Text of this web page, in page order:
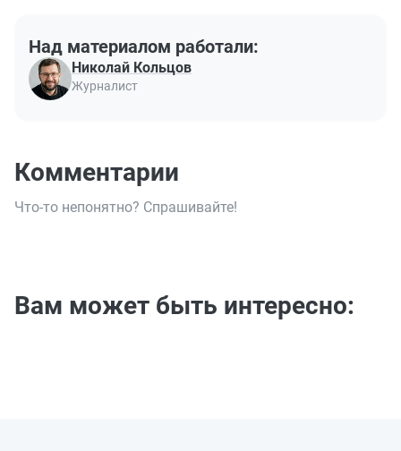
Над материалом работали:
Николай Кольцов
Журналист
Комментарии
Что-то непонятно? Спрашивайте!
Вам может быть интересно: